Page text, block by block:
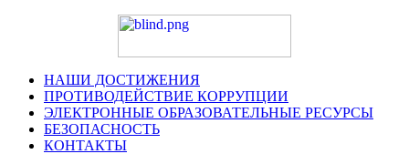
НАШИ ДОСТИЖЕНИЯ
ПРОТИВОДЕЙСТВИЕ КОРРУПЦИИ
ЭЛЕКТРОННЫЕ ОБРАЗОВАТЕЛЬНЫЕ РЕСУРСЫ
БЕЗОПАСНОСТЬ
КОНТАКТЫ